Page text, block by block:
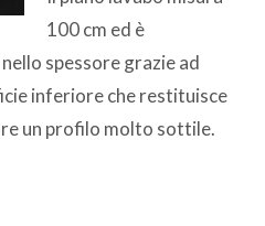
100 cm ed è
spessore grazie ad
inferiore che restituisce
un profilo molto sottile.